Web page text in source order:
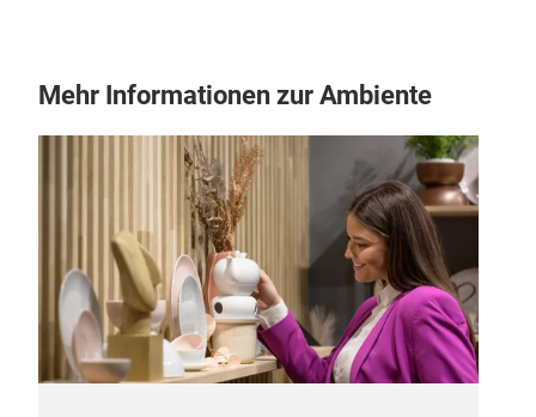
Mehr Informationen zur Ambiente